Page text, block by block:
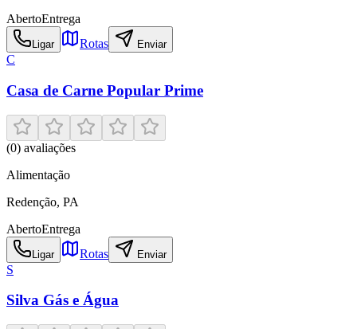
AbertoEntrega
Ligar Rotas Enviar
C
Casa de Carne Popular Prime
(0) avaliações
Alimentação
Redenção, PA
AbertoEntrega
Ligar Rotas Enviar
S
Silva Gás e Água